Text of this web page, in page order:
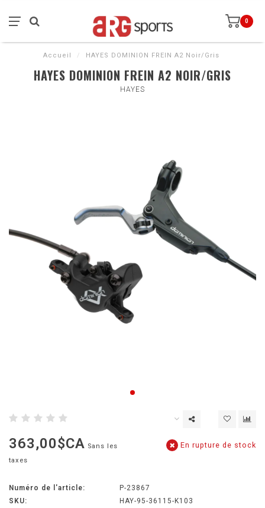
0
Accueil / HAYES DOMINION FREIN A2 Noir/Gris
HAYES DOMINION FREIN A2 NOIR/GRIS
HAYES
363,00$CA Sans les
taxes
En rupture de stock
Numéro de l'article:
P-23867
SKU:
HAY-95-36115-K103